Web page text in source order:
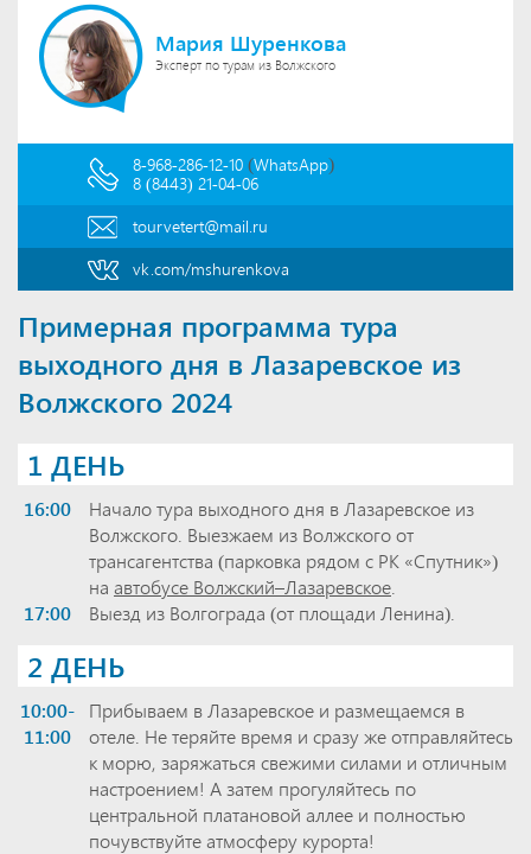
Мария Шуренкова
Эксперт по турам из Волжского
8-968-286-12-10 (WhatsApp)
8 (8443) 21-04-06
tourvetert@mail.ru
vk.com/mshurenkova
Примерная программа тура
выходного дня в Лазаревское из
Волжского 2024
1 ДЕНЬ
16:00
Начало тура выходного дня в Лазаревское из
Волжского. Выезжаем из Волжского от
трансагентства (парковка рядом с РК «Спутник»)
на автобусе Волжский–Лазаревское
17:00
Выезд из Волгограда (от площади Ленина).
2 ДЕНЬ
10:00-
11:00
Прибываем в Лазаревское и размещаемся в
отеле. Не теряйте время и сразу же отправляйтесь
к морю, заряжаться свежими силами и отличным
настроением! А затем прогуляйтесь по
центральной платановой аллее и полностью
почувствуйте атмосферу курорта!